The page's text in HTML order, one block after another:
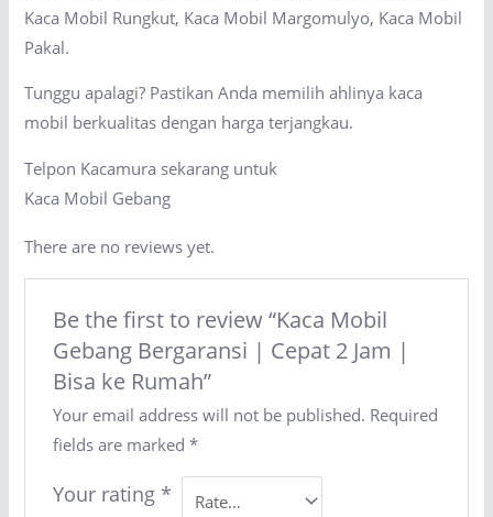
Kaca Mobil Rungkut, Kaca Mobil Margomulyo, Kaca Mobil
Pakal.
Tunggu apalagi? Pastikan Anda memilih ahlinya kaca
mobil berkualitas dengan harga terjangkau.
Telpon Kacamura sekarang untuk
Kaca Mobil Gebang
There are no reviews yet.
Be the first to review “Kaca Mobil
Gebang Bergaransi | Cepat 2 Jam |
Bisa ke Rumah”
Your email address will not be published. Required
fields are marked *
Your rating *